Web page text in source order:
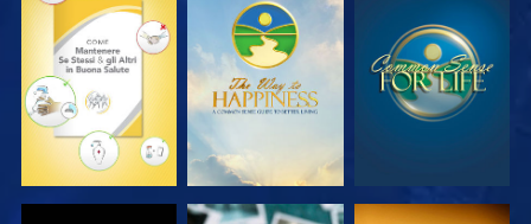
GUARDA GUARDA GUARDA